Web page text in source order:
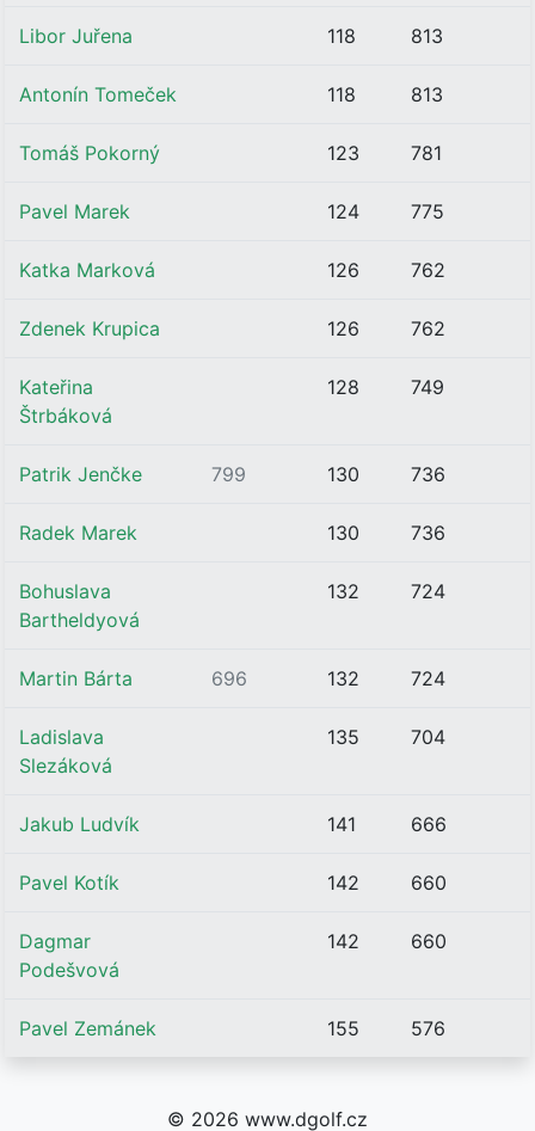
Libor Juřena 118 813
Antonín Tomeček 118 813
Tomáš Pokorný 123 781
Pavel Marek 124 775
Katka Marková 126 762
Zdenek Krupica 126 762
Kateřina
Štrbáková
128 749
Patrik Jenčke 799 130 736
Radek Marek 130 736
Bohuslava
Bartheldyová
132 724
Martin Bárta 696 132 724
Ladislava
Slezáková
135 704
Jakub Ludvík 141 666
Pavel Kotík 142 660
Dagmar
Podešvová
142 660
Pavel Zemánek 155 576
© 2026 www.dgolf.cz